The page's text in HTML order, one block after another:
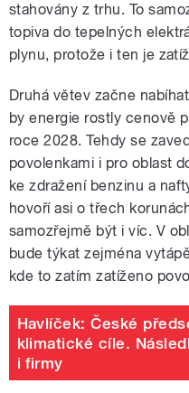
stahovány z trhu. To
topiva do tepelných
plynu, protože i ten je
Druhá větev začne
by energie rostly cenově
roce 2028. Tehdy se
povolenkami i pro oblast
ke zdražení benzinu a
hovoří asi o třech
samozřejmě být i víc. V
bude týkat zejména
kde to zatím zatíženo
Havlíček: České
klimatické cíle.
i firmy